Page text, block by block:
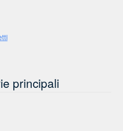
principali